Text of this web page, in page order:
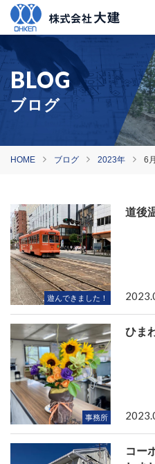
ブログ
HOME ブログ 2023年 6月
遊んできました！
道後
事務所
ひま
コー